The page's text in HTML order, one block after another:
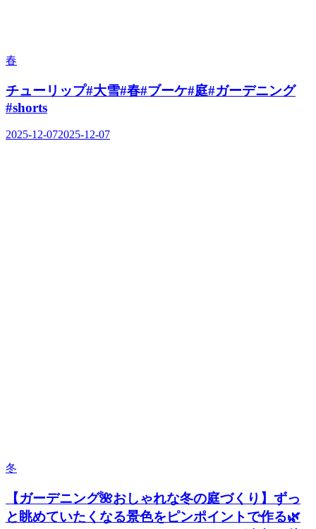
春
チューリップ#大雪#春#ブーケ#庭#ガーデニング
#shorts
2025-12-072025-12-07
冬
【ガーデニング🌺おしゃれな冬の庭づくり】ずっ
と眺めていたくなる景色をピンポイントで作る🌿